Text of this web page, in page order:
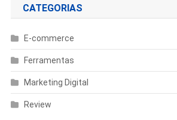
CATEGORIAS
E-commerce
Ferramentas
Marketing Digital
Review